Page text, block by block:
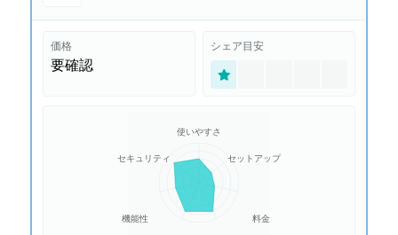
価格
要確認
シェア目安
使いやすさ
セットアップ
料金
機能性
セキュリティ